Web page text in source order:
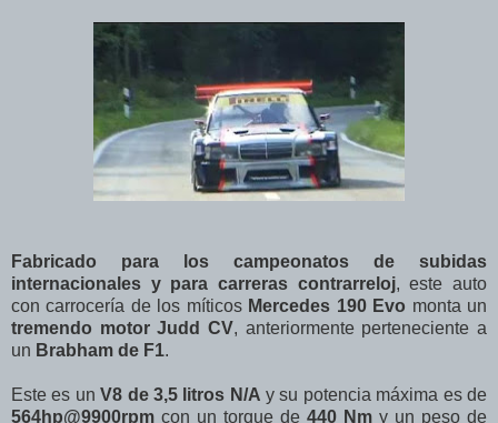
Fabricado para los campeonatos de subidas
internacionales y para carreras contrarreloj, este auto
con carrocería de los míticos Mercedes 190 Evo monta un
tremendo motor Judd CV, anteriormente perteneciente a
un Brabham de F1.
Este es unV8 de 3,5 litros N/A y su potencia máxima es de
564hp@9900rpm con un torque de 440 Nm y un peso de